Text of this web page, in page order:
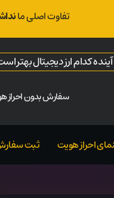
تفاوت اصلی ما
آینده کدام ارز دیجیتال
سفارش بدون احراز
احراز هویت ثبت